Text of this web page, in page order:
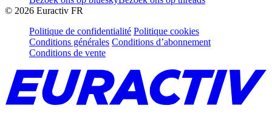
© 2026 Euractiv FR
Politique de confidentialité Politique cookies
Conditions générales Conditions d’abonnement
Conditions de vente